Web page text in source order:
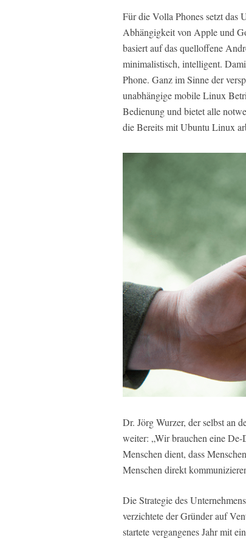
Für die Volla Phones setzt das
Abhängigkeit von Apple und
basiert auf das quelloffene
minimalistisch, intelligent.
Phone. Ganz im Sinne der
unabhängige mobile Linux
Bedienung und bietet alle
die Bereits mit Ubuntu Linux
Dr. Jörg Wurzer, der selbst an
weiter: „Wir brauchen eine
Menschen dient, dass
Menschen direkt
Die Strategie des
verzichtete der Gründer auf
startete vergangenes Jahr mit